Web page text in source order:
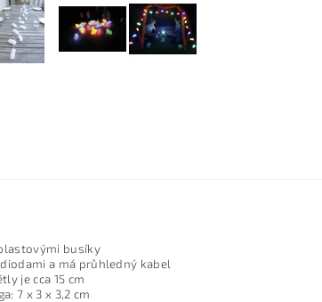
busíky
a má průhledný kabel
je cca 15 cm
7 x 3 x 3,2 cm